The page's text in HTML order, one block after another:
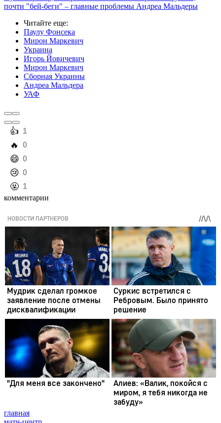
почти "бей-беги" – главные проблемы Андреа Мальдеры
Читайте еще:
Паулу Фонсека
Мирон Маркевич
Украина
Игорь Йовичевич
Мирон Маркевич
Сборная Украины
Андреа Мальдера
УАФ
️👍 1
️🔥 0
️😄 0
️😢 0
️🤬 1
комментарии
главная